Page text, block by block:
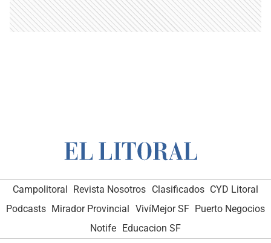
Campolitoral Revista Nosotros Clasificados CYD Litoral
Podcasts Mirador Provincial VivíMejor SF Puerto Negocios
Notife Educacion SF